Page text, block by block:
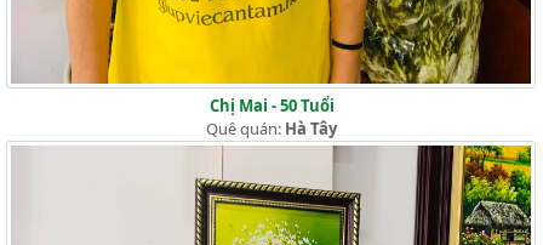
Chị Mai - 50 Tuổi
Quê quán: Hà Tây